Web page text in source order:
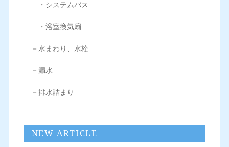
・システムバス
・浴室換気扇
－水まわり、水栓
－漏水
－排水詰まり
NEW ARTICLE